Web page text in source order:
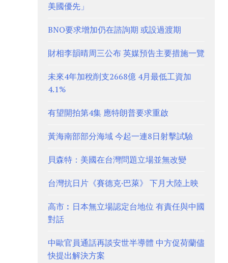
美國優先」
BNO要求增加仍在諮詢期 或設過渡期
財相李韻晴周三公布 英媒預告主要措施一覽
未來4年加稅削支2668億 4月最低工資加
4.1%
有望開拍第4集 應特朗普要求重啟
黃海南部部分海域 今起一連8日射擊試驗
貝森特：美國在台灣問題立場並無改變
台灣抗日片《賽德克·巴萊》 下月大陸上映
高市︰日本無立場認定台地位 有責任與中國
對話
中歐官員通話再談安世半導體 中方促荷蘭儘
快提出解決方案